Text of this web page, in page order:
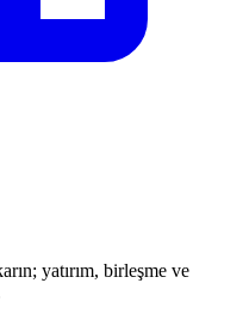
yatırım, birleşme ve